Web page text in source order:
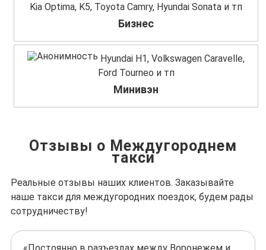
Kia Optima, K5, Toyota Camry, Hyundai Sonata и тп
Бизнес
Hyundai H1, Volkswagen Caravelle,
Ford Tourneo и тп
Минивэн
Отзывы о Междугороднем
такси
Реальные отзывы наших клиентов. Заказывайте
наше такси для междугородних поездок, будем рады
сотрудничеству!